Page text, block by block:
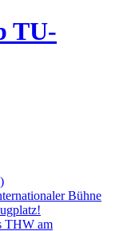
TU-
Bühne
THW am